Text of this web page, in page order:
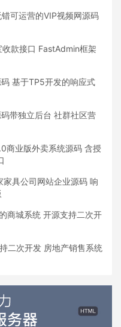
可运营的VIP视频网源码
款接口 FastAdmin框架
基于TP5开发的响应式
带独立后台 社群社区营
商业版外卖系统源码 含授
具公司网站企业源码 响
商城系统 开源支持二次开
二次开发 房地产销售系统